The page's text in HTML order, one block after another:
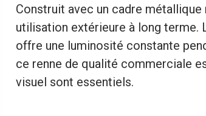
Construit avec un cadre
utilisation extérieure à long terme.
offre une luminosité constante
ce renne de qualité commerciale
visuel sont essentiels.